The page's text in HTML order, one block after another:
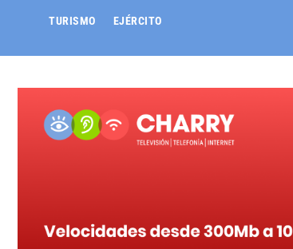
TURISMO EJÉRCITO